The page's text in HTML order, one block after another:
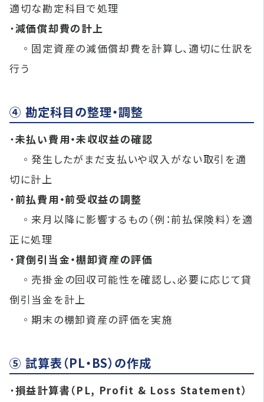
適切な勘定科目で処理
・減価償却費の計上
◦固定資産の減価償却費を計算し、適切に仕訳を
行う
④ 勘定科目の整理・調整
・未払い費用・未収収益の確認
◦発生したがまだ支払いや収入がない取引を適
切に計上
・前払費用・前受収益の調整
◦来月以降に影響するもの（例：前払保険料）を適
正に処理
・貸倒引当金・棚卸資産の評価
◦売掛金の回収可能性を確認し、必要に応じて貸
倒引当金を計上
◦期末の棚卸資産の評価を実施
⑤ 試算表（PL・BS）の作成
・損益計算書（PL, Profit & Loss Statement）